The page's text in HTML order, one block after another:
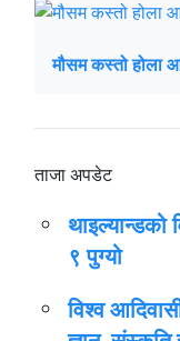
मौसम कस्तो होला
ताजा अपडेट
थाइल्यान्डको
९ पुग्यो
विश्व